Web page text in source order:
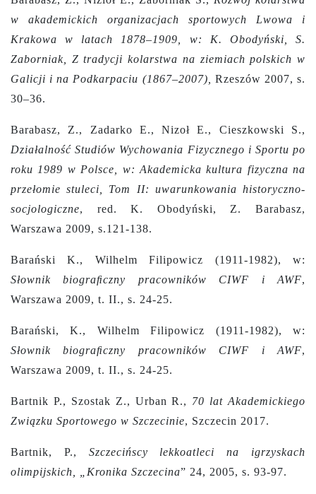
w akademickich organizacjach sportowych Lwowa i
Krakowa w latach 1878–1909, w: K. Obodyński, S.
Zaborniak, Z tradycji kolarstwa na ziemiach polskich w
Galicji i na Podkarpaciu (1867–2007),
Rzeszów 2007, s.
30–36.
Barabasz, Z., Zadarko E., Nizoł E., Cieszkowski S.,
Działalność Studiów Wychowania Fizycznego i Sportu po
roku 1989 w Polsce, w: Akademicka kultura fizyczna na
przełomie stuleci, Tom II: uwarunkowania historyczno-
socjologiczne,
red. K. Obodyński, Z. Barabasz,
Warszawa 2009, s.121-138.
Barański K., Wilhelm Filipowicz (1911-1982), w:
Słownik biograﬁczny pracowników CIWF i AWF,
Warszawa 2009, t. II., s. 24-25.
Barański, K., Wilhelm Filipowicz (1911-1982), w:
Słownik biograﬁczny pracowników CIWF i AWF,
Warszawa 2009, t. II., s. 24-25.
Bartnik P., Szostak Z., Urban R., 70 lat Akademickiego
Związku Sportowego w Szczecinie, Szczecin 2017.
Bartnik, P., Szczecińscy lekkoatleci na igrzyskach
olimpijskich, „Kronika Szczecina” 24, 2005, s. 93-97.